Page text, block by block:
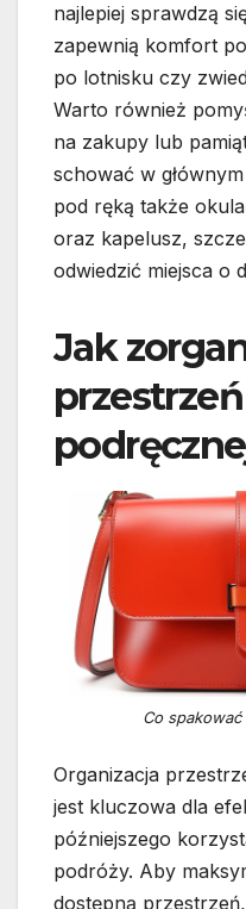
najlepiej sprawdzą
zapewnią komfort
po lotnisku czy
Warto również
na zakupy lub
schować w
pod ręką także
oraz kapelusz,
odwiedzić miejsca o
Jak
Co
Organizacja
jest kluczowa dla
późniejszego
podróży. Aby
dostępną